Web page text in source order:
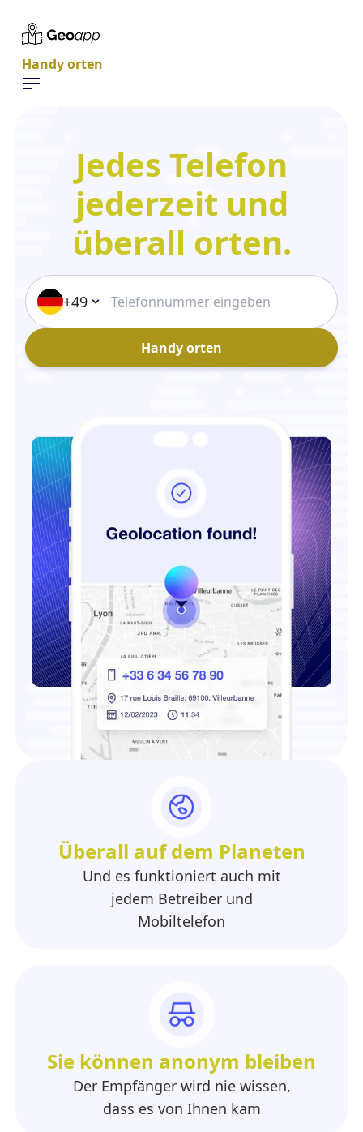
Handy orten
Jedes Telefon
jederzeit und
überall orten.
+49
Handy orten
Überall auf dem Planeten
Und es funktioniert auch mit
jedem Betreiber und
Mobiltelefon
Sie können anonym bleiben
Der Empfänger wird nie wissen,
dass es von Ihnen kam